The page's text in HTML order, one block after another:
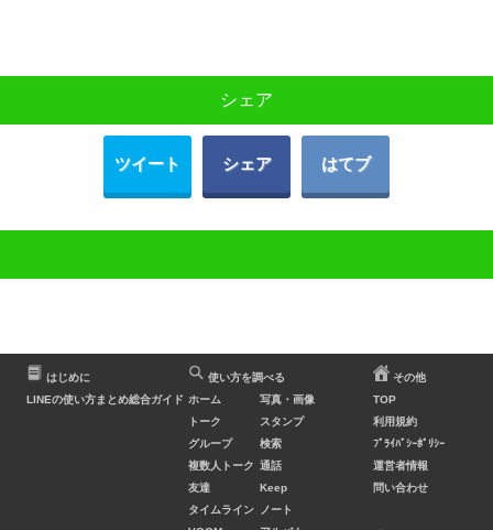
シェア
ツイート シェア はてブ
はじめに
LINEの使い方まとめ総合ガイド
使い方を調べる
ホーム
トーク
グループ
複数人トーク
友達
タイムライン
写真・画像
スタンプ
検索
通話
Keep
ノート
その他
TOP
利用規約
ﾌﾟﾗｲﾊﾞｼｰﾎﾟﾘｼｰ
運営者情報
問い合わせ